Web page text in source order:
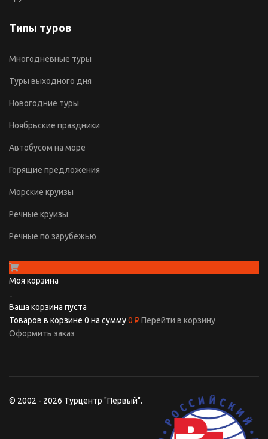
Типы туров
Многодневные туры
Туры выходного дня
Новогодние туры
Ноябрьские праздники
Автобусом на море
Горящие предложения
Морские круизы
Речные круизы
Речные по зарубежью
Моя корзина
↓
Ваша корзина пуста
Товаров в корзине 0 на сумму0 ₽Перейти в корзину
Оформить заказ
© 2002 - 2026 Турцентр "Первый".